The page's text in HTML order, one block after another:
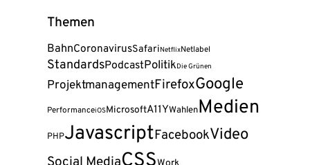
Themen
BahnCoronavirusSafariNetflixNetlabel
StandardsPodcastPolitikDie Grünen
ProjektmanagementFirefoxGoogle
PerformanceiOSMicrosoftA11YWahlenMedien
PHPJavascriptFacebookVideo